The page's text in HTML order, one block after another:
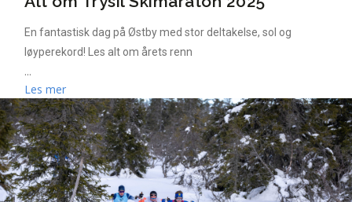
En fantastisk dag på Østby med stor deltakelse, sol og
løyperekord! Les alt om årets renn
...
Les mer